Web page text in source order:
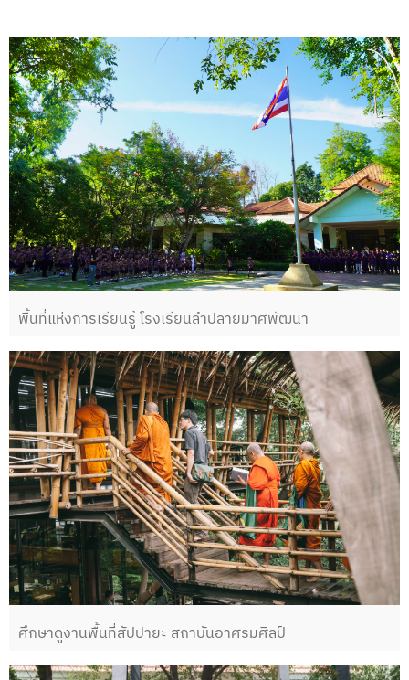
พื้นที่แห่งการเรียนรู้ โรงเรียนลำปลายมาศพัฒนา
ศึกษาดูงานพื้นที่สัปปายะ สถาบันอาศรมศิลป์